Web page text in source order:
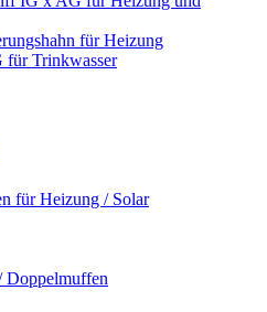
für Heizung
für Trinkwasser
für Heizung / Solar
Doppelmuffen